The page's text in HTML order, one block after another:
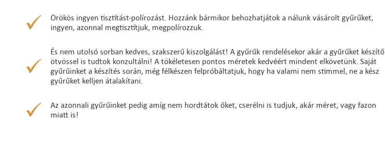
Örökös ingyen tisztítást-polírozást. Hozzánk bármikor behozhatjátok a nálunk vásárolt gyűrűket,
ingyen, azonnal megtisztítjuk, megpolírozzuk.
És nem utolsó sorban kedves, szakszerű kiszolgálást! A gyűrűk rendelésekor akár a gyűrűket készítő
ötvössel is tudtok konzultálni! A tökéletesen pontos méretek kedvéért mindent elkövetünk. Saját
gyűrűinket a készítés során, még félkészen felpróbáltatjuk, hogy ha valami nem stimmel, ne a kész
gyűrűket kelljen átalakítani.
Az azonnali gyűrűinket pedig amíg nem hordtátok őket, cserélni is tudjuk, akár méret, vagy fazon
miatt is!